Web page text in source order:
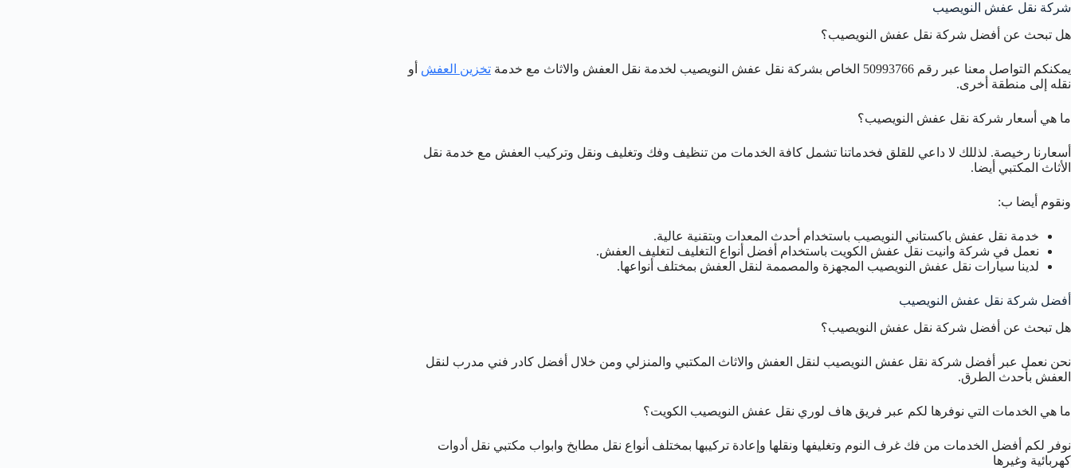
شركة نقل عفش النويصيب
هل تبحث عن أفضل شركة نقل عفش النويصيب؟
يمكنكم التواصل معنا عبر رقم 50993766 الخاص بشركة نقل عفش النويصيب لخدمة نقل العفش والاثاث مع خدمة تخزين العفش أو
نقله إلى منطقة أخرى.
ما هي أسعار شركة نقل عفش النويصيب؟
أسعارنا رخيصة. لذللك لا داعي للقلق فخدماتنا تشمل كافة الخدمات من تنظيف وفك وتغليف ونقل وتركيب العفش مع خدمة نقل
الأثاث المكتبي أيضا.
ونقوم أيضا ب:
خدمة نقل عفش باكستاني النويصيب باستخدام أحدث المعدات وبتقنية عالية.
نعمل في شركة وانيت نقل عفش الكويت باستخدام أفضل أنواع التغليف لتغليف العفش.
لدينا سيارات نقل عفش النويصيب المجهزة والمصممة لنقل العفش بمختلف أنواعها.
أفضل شركة نقل عفش النويصيب
هل تبحث عن أفضل شركة نقل عفش النويصيب؟
نحن نعمل عبر أفضل شركة نقل عفش النويصيب لنقل العفش والاثاث المكتبي والمنزلي ومن خلال أفضل كادر فني مدرب لنقل
العفش بأحدث الطرق.
ما هي الخدمات التي نوفرها لكم عبر فريق هاف لوري نقل عفش النويصيب الكويت؟
نوفر لكم أفضل الخدمات من فك غرف النوم وتغليفها ونقلها وإعادة تركيبها بمختلف أنواع نقل مطابخ وابواب مكتبي نقل أدوات
كهربائية وغيرها